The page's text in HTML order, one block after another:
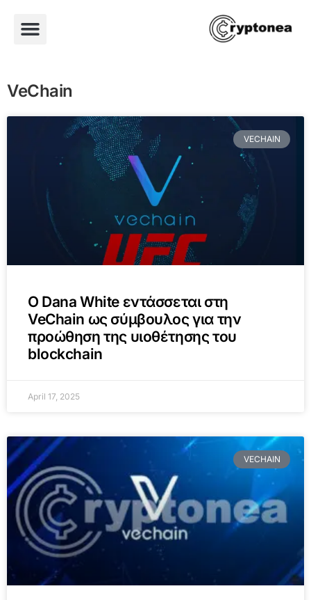
VeChain
VECHAIN
Ο Dana White εντάσσεται στη
VeChain ως σύμβουλος για την
προώθηση της υιοθέτησης του
blockchain
April 17, 2025
VECHAIN